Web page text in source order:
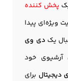
پخش کننده
ویژه‌ای پیدا
یکدی وی
آرشیوی خود
دیجیتال برای